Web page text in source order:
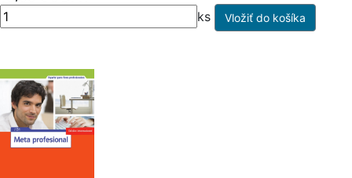
ks